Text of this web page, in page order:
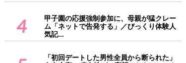
4
甲子園の応援強制参加に、母親が猛クレー
ム「ネットで告発する」／びっくり体験人
気記...
「初回デートした男性全員から断られた」